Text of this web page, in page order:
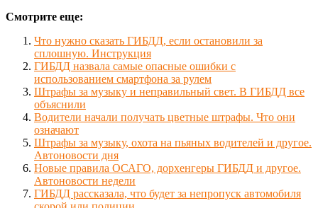
Смотрите еще:
Что нужно сказать ГИБДД, если остановили за
сплошную. Инструкция
ГИБДД назвала самые опасные ошибки с
использованием смартфона за рулем
Штрафы за музыку и неправильный свет. В ГИБДД все
объяснили
Водители начали получать цветные штрафы. Что они
означают
Штрафы за музыку, охота на пьяных водителей и другое.
Автоновости дня
Новые правила ОСАГО, дорхенгеры ГИБДД и другое.
Автоновости недели
ГИБДД рассказала, что будет за непропуск автомобиля